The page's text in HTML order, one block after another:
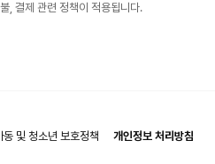
, 결제 관련 정책이 적용됩니다.
동 및 청소년 보호정책
개인정보 처리방침